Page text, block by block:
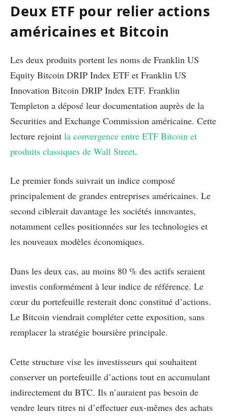
Deux ETF pour relier actions
américaines et Bitcoin
Les deux produits portent les noms de Franklin US
Equity Bitcoin DRIP Index ETF et Franklin US
Innovation Bitcoin DRIP Index ETF. Franklin
Templeton a déposé leur documentation auprès de la
Securities and Exchange Commission américaine. Cette
lecture rejoint la convergence entre ETF Bitcoin et
produits classiques de Wall Street.
Le premier fonds suivrait un indice composé
principalement de grandes entreprises américaines. Le
second ciblerait davantage les sociétés innovantes,
notamment celles positionnées sur les technologies et
les nouveaux modèles économiques.
Dans les deux cas, au moins 80 % des actifs seraient
investis conformément à leur indice de référence. Le
cœur du portefeuille resterait donc constitué d’actions.
Le Bitcoin viendrait compléter cette exposition, sans
remplacer la stratégie boursière principale.
Cette structure vise les investisseurs qui souhaitent
conserver un portefeuille d’actions tout en accumulant
indirectement du BTC. Ils n’auraient pas besoin de
vendre leurs titres ni d’effectuer eux-mêmes des achats